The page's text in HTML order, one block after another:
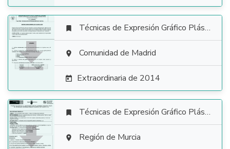

 Técnicas de Expresión Gráfico Plástica
 Comunidad de Madrid
 Extraordinaria de 2014

 Técnicas de Expresión Gráfico Plástica
 Región de Murcia